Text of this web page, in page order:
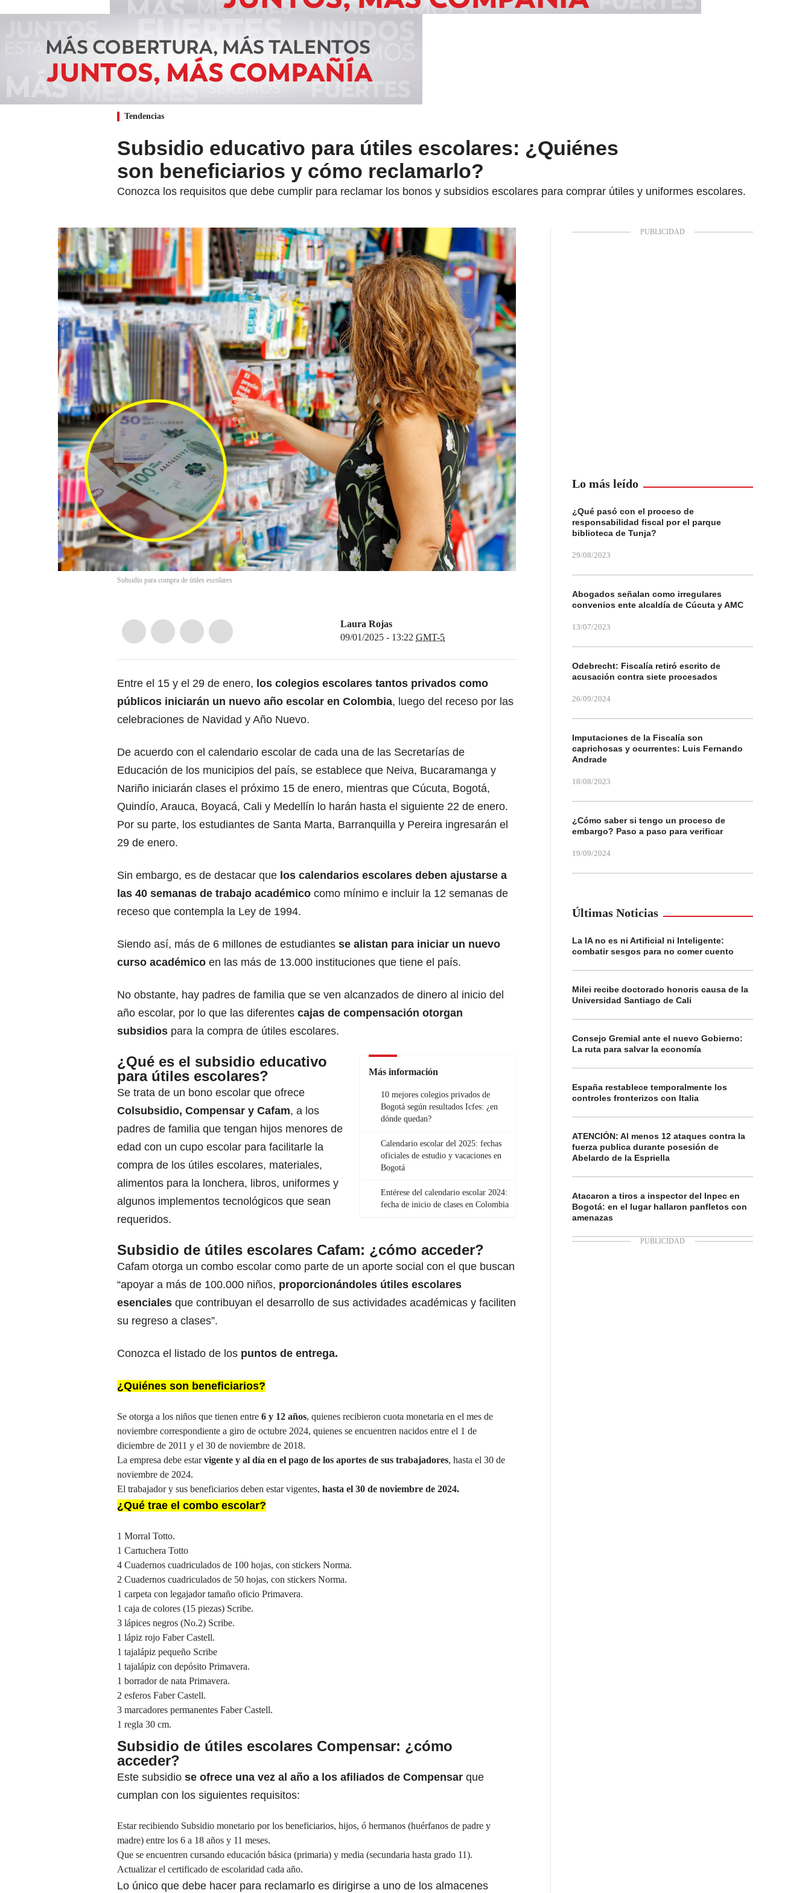
Tendencias
Subsidio educativo para útiles escolares: ¿Quiénes
son beneficiarios y cómo reclamarlo?
Conozca los requisitos que debe cumplir para reclamar los bonos y subsidios escolares para comprar útiles y uniformes escolares.
Subsidio para compra de útiles escolares
Laura Rojas
09/01/2025 - 13:22 GMT-5
Entre el 15 y el 29 de enero, los colegios escolares tantos privados como
públicos iniciarán un nuevo año escolar en Colombia, luego del receso por las
celebraciones de Navidad y Año Nuevo.
De acuerdo con el calendario escolar de cada una de las Secretarías de
Educación de los municipios del país, se establece que Neiva, Bucaramanga y
Nariño iniciarán clases el próximo 15 de enero, mientras que Cúcuta, Bogotá,
Quindío, Arauca, Boyacá, Cali y Medellín lo harán hasta el siguiente 22 de enero.
Por su parte, los estudiantes de Santa Marta, Barranquilla y Pereira ingresarán el
29 de enero.
Sin embargo, es de destacar que los calendarios escolares deben ajustarse a
las 40 semanas de trabajo académico como mínimo e incluir la 12 semanas de
receso que contempla la Ley de 1994.
Siendo así, más de 6 millones de estudiantes se alistan para iniciar un nuevo
curso académico en las más de 13.000 instituciones que tiene el país.
No obstante, hay padres de familia que se ven alcanzados de dinero al inicio del
año escolar, por lo que las diferentes cajas de compensación otorgan
subsidios para la compra de útiles escolares.
Más información
10 mejores colegios privados de
Bogotá según resultados Icfes: ¿en
dónde quedan?
Calendario escolar del 2025: fechas
oficiales de estudio y vacaciones en
Bogotá
Entérese del calendario escolar 2024:
fecha de inicio de clases en Colombia
¿Qué es el subsidio educativo
para útiles escolares?
Se trata de un bono escolar que ofrece
Colsubsidio, Compensar y Cafam, a los
padres de familia que tengan hijos menores de
edad con un cupo escolar para facilitarle la
compra de los útiles escolares, materiales,
alimentos para la lonchera, libros, uniformes y
algunos implementos tecnológicos que sean
requeridos.
Subsidio de útiles escolares Cafam: ¿cómo acceder?
Cafam otorga un combo escolar como parte de un aporte social con el que buscan
“apoyar a más de 100.000 niños, proporcionándoles útiles escolares
esenciales que contribuyan el desarrollo de sus actividades académicas y faciliten
su regreso a clases”.
Conozca el listado de los puntos de entrega.
¿Quiénes son beneficiarios?
Se otorga a los niños que tienen entre 6 y 12 años, quienes recibieron cuota monetaria en el mes de
noviembre correspondiente a giro de octubre 2024, quienes se encuentren nacidos entre el 1 de
diciembre de 2011 y el 30 de noviembre de 2018.
La empresa debe estarvigente y al día en el pago de los aportes de sus trabajadores, hasta el 30 de
noviembre de 2024.
El trabajador y sus beneficiarios deben estar vigentes, hasta el 30 de noviembre de 2024.
¿Qué trae el combo escolar?
1 Morral Totto.
1 Cartuchera Totto
4 Cuadernos cuadriculados de 100 hojas, con stickers Norma.
2 Cuadernos cuadriculados de 50 hojas, con stickers Norma.
1 carpeta con legajador tamaño oficio Primavera.
1 caja de colores (15 piezas) Scribe.
3 lápices negros (No.2) Scribe.
1 lápiz rojo Faber Castell.
1 tajalápiz pequeño Scribe
1 tajalápiz con depósito Primavera.
1 borrador de nata Primavera.
2 esferos Faber Castell.
3 marcadores permanentes Faber Castell.
1 regla 30 cm.
Subsidio de útiles escolares Compensar: ¿cómo
acceder?
Este subsidio se ofrece una vez al año a los afiliados de Compensar que
cumplan con los siguientes requisitos:
Estar recibiendo Subsidio monetario por los beneficiarios, hijos, ó hermanos (huérfanos de padre y
madre) entre los 6 a 18 años y 11 meses.
Que se encuentren cursando educación básica (primaria) y media (secundaria hasta grado 11).
Actualizar el certificado de escolaridad cada año.
Lo único que debe hacer para reclamarlo es dirigirse a uno de los almacenes
Lo más leído
¿Qué pasó con el proceso de
responsabilidad fiscal por el parque
biblioteca de Tunja?
29/08/2023
Abogados señalan como irregulares
convenios ente alcaldía de Cúcuta y AMC
13/07/2023
Odebrecht: Fiscalía retiró escrito de
acusación contra siete procesados
26/09/2024
Imputaciones de la Fiscalía son
caprichosas y ocurrentes: Luis Fernando
Andrade
18/08/2023
¿Cómo saber si tengo un proceso de
embargo? Paso a paso para verificar
19/09/2024
Últimas Noticias
La IA no es ni Artificial ni Inteligente:
combatir sesgos para no comer cuento
Milei recibe doctorado honoris causa de la
Universidad Santiago de Cali
Consejo Gremial ante el nuevo Gobierno:
La ruta para salvar la economía
España restablece temporalmente los
controles fronterizos con Italia
ATENCIÓN: Al menos 12 ataques contra la
fuerza publica durante posesión de
Abelardo de la Espriella
Atacaron a tiros a inspector del Inpec en
Bogotá: en el lugar hallaron panfletos con
amenazas